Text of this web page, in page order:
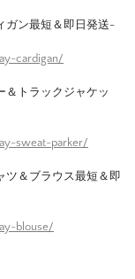
ガン最短＆即日発送-
cardigan/
＆トラックジャケッ
sweat-parker/
ツ＆ブラウス最短＆即
blouse/